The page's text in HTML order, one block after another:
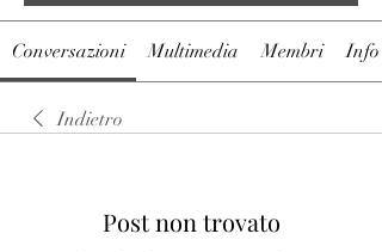
Conversazioni Multimedia Membri Info
Indietro
Post non trovato